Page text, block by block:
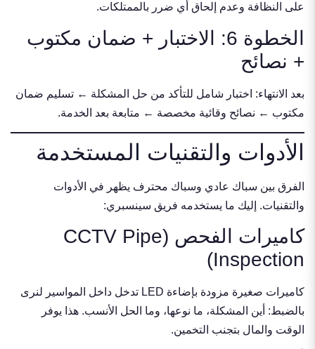
على النظافة وعدم إلحاق أي ضرر بالممتلكات.
الخطوة 6: الاختبار + ضمان مكتوب
+ نصائح
بعد الانتهاء: اختبار شامل للتأكد من حل المشكلة ← تسليم ضمان
مكتوب ← نصائح وقائية مخصصة ← متابعة بعد الخدمة.
الأدوات والتقنيات المستخدمة
الفرق بين سباك عادي وسباك محترف يظهر في الأدوات
والتقنيات. إليك ما يستخدمه فريق سينسبري:
كاميرات الفحص (CCTV Pipe
Inspection)
كاميرات صغيرة مزودة بإضاءة LED تدخل داخل المواسير لنرى
بالضبط: أين المشكلة، ما نوعها، وما الحل الأنسب. هذا يوفر
الوقت والمال بتجنب التخمين.